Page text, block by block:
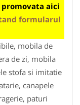
promovata aici
formularul
mobila de
de zi, mobila
stofa si imitatie
canapele
paturi